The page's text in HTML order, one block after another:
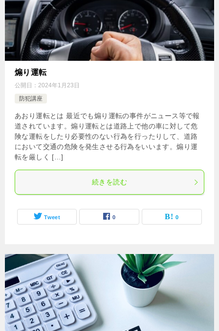
煽り運転
公開日： 2024年1月23日
防犯講座
あおり運転とは 最近でも煽り運転の事件がニュース等で報
道されています。煽り運転とは道路上で他の車に対して危
険な運転をしたり必要性のない行為を行ったりして、道路
において交通の危険を発生させる行為をいいます。煽り運
転を厳しく […]
続きを読む
Tweet 0 0